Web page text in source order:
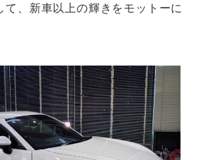
て、新車以上の輝きをモットーに